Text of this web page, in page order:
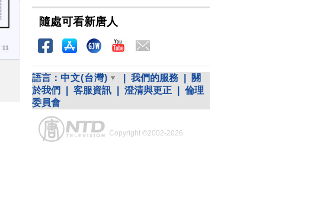
隨處可看新唐人
語言： 中文(台灣) 我們的服務
關
於我們
客服資訊 澄清與更正
倫理
委員會
Copyright ©2002-2026